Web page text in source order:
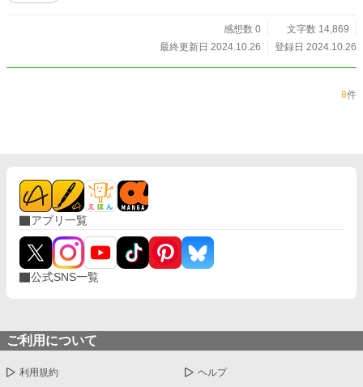
る副業アイデアを数多く取り上げ、すぐに実践可能な方法を
詳しく紹介しています。 さらに、目標である月5万円を安定
な利益だけでなく、長期的に安定した収入を得るための継続
の一歩を踏み出すのが難しいと感じている方へ、この本はあ
なたのスタートをサポートする一冊です。是非、本書を参考
感想数 0
文字数 14,869
最終更新日 2024.10.26
登録日 2024.10.26
8件
アプリ一覧
公式SNS一覧
ご利用について
利用規約 ヘルプ